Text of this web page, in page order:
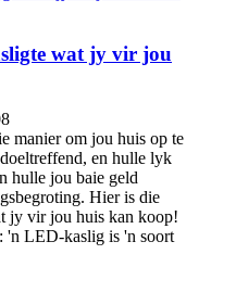
wat jy vir jou
manier om jou huis op te
en hulle lyk
hulle jou baie geld
Hier is die
jy vir jou huis kan koop!
'n LED-kaslig is 'n soort